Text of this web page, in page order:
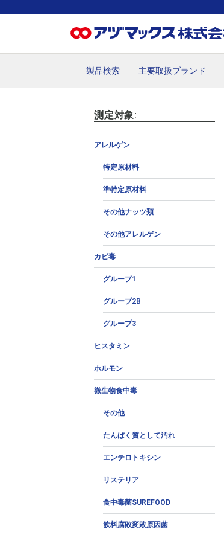
製品検索 主要取扱ブランド
測定対象:
アレルゲン
特定原材料
準特定原材料
その他ナッツ類
その他アレルゲン
カビ毒
グループ1
グループ2B
グループ3
ヒスタミン
ホルモン
微生物食中毒
その他
たんぱく質として汚れ
エンテロトキシン
リステリア
食中毒菌SUREFOOD
飲料腐敗変敗原因菌